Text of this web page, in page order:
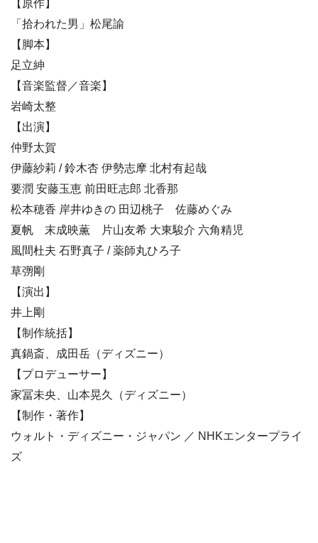
【原作】
「拾われた男」松尾諭
【脚本】
足立紳
【音楽監督／音楽】
岩崎太整
【出演】
仲野太賀
伊藤紗莉 / 鈴木杏 伊勢志摩 北村有起哉
要潤 安藤玉恵 前田旺志郎 北香那
松本穂香 岸井ゆきの 田辺桃子 佐藤めぐみ
夏帆 末成映薫 片山友希 大東駿介 六角精児
風間杜夫 石野真子 / 薬師丸ひろ子
草彅剛
【演出】
井上剛
【制作統括】
真鍋斎、成田岳（ディズニー）
【プロデューサー】
家冨未央、山本晃久（ディズニー）
【制作・著作】
ウォルト・ディズニー・ジャパン ／ NHKエンタープライ
ズ